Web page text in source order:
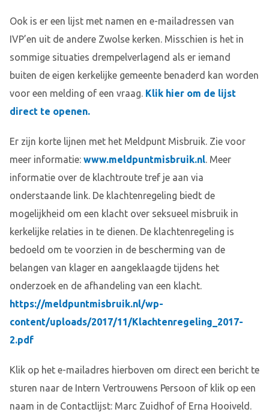
Ook is er een lijst met namen en e-mailadressen van
IVP’en uit de andere Zwolse kerken. Misschien is het in
sommige situaties drempelverlagend als er iemand
buiten de eigen kerkelijke gemeente benaderd kan worden
voor een melding of een vraag. Klik hier om de lijst
direct te openen.
Er zijn korte lijnen met het Meldpunt Misbruik. Zie voor
meer informatie: www.meldpuntmisbruik.nl. Meer
informatie over de klachtroute tref je aan via
onderstaande link. De klachtenregeling biedt de
mogelijkheid om een klacht over seksueel misbruik in
kerkelijke relaties in te dienen. De klachtenregeling is
bedoeld om te voorzien in de bescherming van de
belangen van klager en aangeklaagde tijdens het
onderzoek en de afhandeling van een klacht.
https://meldpuntmisbruik.nl/wp-
content/uploads/2017/11/Klachtenregeling_2017-
2.pdf
Klik op het e-mailadres hierboven om direct een bericht te
sturen naar de Intern Vertrouwens Persoon of klik op een
naam in de Contactlijst: Marc Zuidhof of Erna Hooiveld.